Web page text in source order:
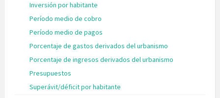
Inversión por habitante
Período medio de cobro
Período medio de pagos
Porcentaje de gastos derivados del urbanismo
Porcentaje de ingresos derivados del urbanismo
Presupuestos
Superávit/déficit por habitante